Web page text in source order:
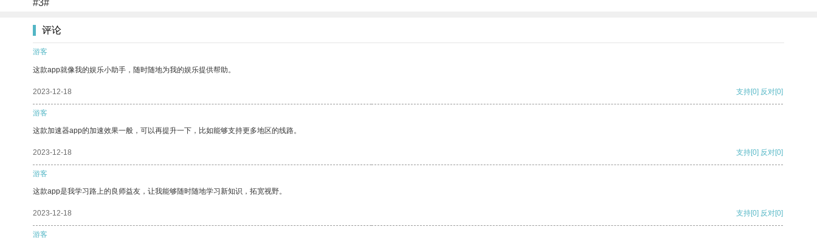
#3#
评论
游客
这款app就像我的娱乐小助手，随时随地为我的娱乐提供帮助。
2023-12-18 支持[0] 反对[0]
游客
这款加速器app的加速效果一般，可以再提升一下，比如能够支持更多地区的线路。
2023-12-18 支持[0] 反对[0]
游客
这款app是我学习路上的良师益友，让我能够随时随地学习新知识，拓宽视野。
2023-12-18 支持[0] 反对[0]
游客